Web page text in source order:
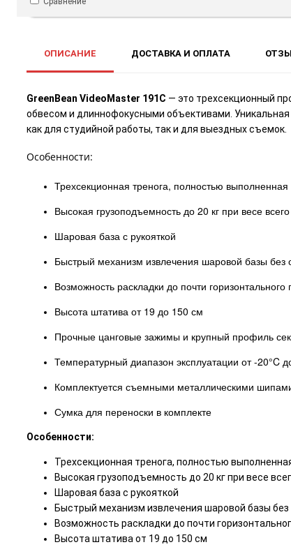
ОПИСАНИЕ ДОСТАВКА И ОПЛАТА
GreenBean VideoMaster 191C — это трехсекционный
обвесом и длиннофокусными объективами.
как для студийной работы, так и для выездных съемок.
Особенности:
Трехсекционная тренога, полностью выполненная
Высокая грузоподъемность до 20 кг при весе
Шаровая база с рукояткой
Быстрый механизм извлечения шаровой базы без
Возможность раскладки до почти
Высота штатива от 19 до 150 см
Прочные цанговые зажимы и крупный профиль
Температурный диапазон эксплуатации от -20°C
Комплектуется съемными металлическими
Сумка для переноски в комплекте
Особенности:
Трехсекционная тренога, полностью
Высокая грузоподъемность до 20 кг при весе
Шаровая база с рукояткой
Быстрый механизм извлечения шаровой базы без
Возможность раскладки до почти
Высота штатива от 19 до 150 см